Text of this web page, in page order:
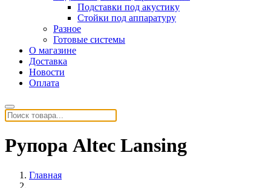
Подставки под акустику
Стойки под аппаратуру
Разное
Готовые системы
О магазине
Доставка
Новости
Оплата
Рупора Altec Lansing
Главная